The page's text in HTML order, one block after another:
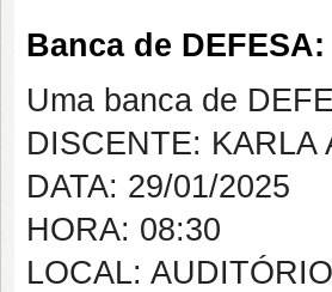
Banca de
Uma banca de
DISCENTE: KARLA
DATA: 29/01/2025
HORA: 08:30
LOCAL: